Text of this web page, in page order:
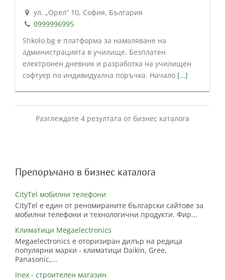
ул. „Орел“ 10, София, България
0999996995
Shkolo.bg е платформа за намаляване на
администрацията в училище. Безплатен
електронен дневник и разработка на училищен
софтуер по индивидуална поръчка. Начало […]
Разглеждате 4 резултата от бизнес каталога
Препоръчано в бизнес каталога
CityTel мобилни телефони
CityTel е един от реномираните български сайтове за
мобилни телефони и технологични продукти. Фир...
Климатици Megaelectronics
Megaelectronics е оторизиран дилър на редица
популярни марки - климатици Daikin, Gree,
Panasonic,...
Inex - строителен магазин